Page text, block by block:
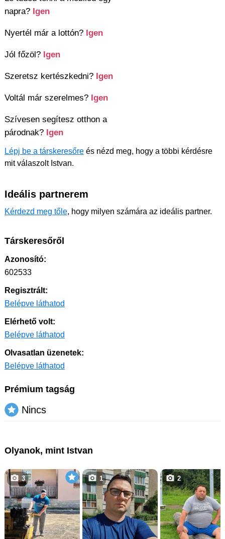
napra? Igen
Nyertél már a lottón? Igen
Jól főzöl? Igen
Szeretsz kertészkedni? Igen
Voltál már szerelmes? Igen
Szívesen segítesz otthon a
párodnak? Igen
Lépj be a társkeresőre és nézd meg, hogy a többi kérdésre
mit válaszolt Istvan.
Ideális partnerem
Kérdezd meg tőle, hogy milyen számára az ideális partner.
Társkeresőről
Azonosító:
602533
Regisztrált:
Belépve láthatod
Elérhető volt:
Belépve láthatod
Olvasatlan üzenetek:
Belépve láthatod
Prémium tagság
Nincs
Olyanok, mint Istvan
3 1 2